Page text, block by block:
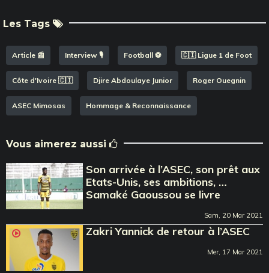
Les Tags
Article 📰 Interview 🎙️ Football ⚽️ 🇨🇮 Ligue 1 de Foot
Côte d'Ivoire 🇨🇮 Djire Abdoulaye Junior Roger Ouegnin
ASEC Mimosas Hommage & Reconnaissance
Vous aimerez aussi
Son arrivée à l’ASEC, son prêt aux
Etats-Unis, ses ambitions, …
Samaké Gaoussou se livre
Sam, 20 Mar 2021
Zakri Yannick de retour à l’ASEC
Mer, 17 Mar 2021